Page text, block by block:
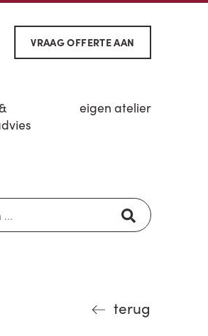
VRAAG OFFERTE AAN
eigen atelier
terug